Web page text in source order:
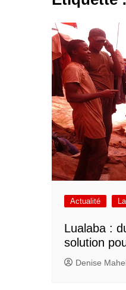
Actualité
Lualaba :
solution
Denise